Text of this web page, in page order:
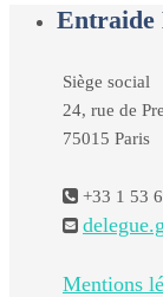
Entraide
Siège social
24, rue de
75015 Paris
+33 1 53
Mentions